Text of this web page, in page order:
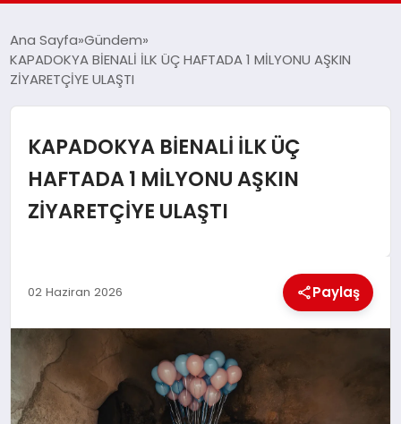
GÜNDEM
DÜNYA
EĞITIM
MAGAZIN
SAĞLIK
SIYASET
Ana Sayfa Gündem
KAPADOKYA BİENALİ İLK ÜÇ HAFTADA 1 MİLYONU AŞKIN
ZİYARETÇİYE ULAŞTI
KAPADOKYA BİENALİ İLK ÜÇ
HAFTADA 1 MİLYONU AŞKIN
ZİYARETÇİYE ULAŞTI
02 Haziran 2026 Paylaş